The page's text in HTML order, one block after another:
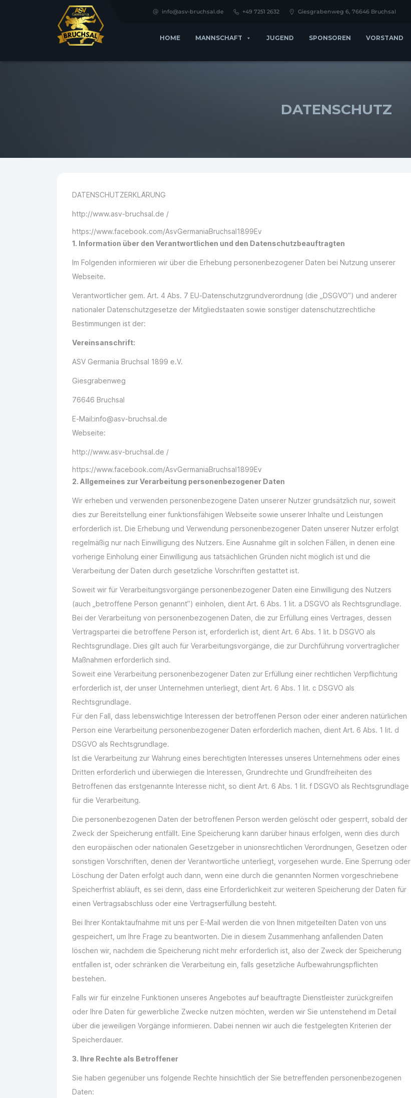
info@asv-bruchsal.de +49 7251 2632 Giesgrabenweg 6, 76646 Bruchsal
HOME MANNSCHAFT JUGEND SPONSOREN VORSTAND
DATENSCHUTZ
DATENSCHUTZERKLÄRUNG
http://www.asv-bruchsal.de /
https://www.facebook.com/AsvGermaniaBruchsal1899Ev
1. Information über den Verantwortlichen und den Datenschutzbeauftragten
Im Folgenden informieren wir über die Erhebung personenbezogener Daten bei Nutzung unserer
Webseite.
Verantwortlicher gem. Art. 4 Abs. 7 EU-Datenschutzgrundverordnung (die „DSGVO”) und anderer
nationaler Datenschutzgesetze der Mitgliedstaaten sowie sonstiger datenschutzrechtliche
Bestimmungen ist der:
Vereinsanschrift:
ASV Germania Bruchsal 1899 e.V.
Giesgrabenweg
76646 Bruchsal
E-Mail:info@asv-bruchsal.de
Webseite:
http://www.asv-bruchsal.de /
https://www.facebook.com/AsvGermaniaBruchsal1899Ev
2. Allgemeines zur Verarbeitung personenbezogener Daten
Wir erheben und verwenden personenbezogene Daten unserer Nutzer grundsätzlich nur, soweit
dies zur Bereitstellung einer funktionsfähigen Webseite sowie unserer Inhalte und Leistungen
erforderlich ist. Die Erhebung und Verwendung personenbezogener Daten unserer Nutzer erfolgt
regelmäßig nur nach Einwilligung des Nutzers. Eine Ausnahme gilt in solchen Fällen, in denen eine
vorherige Einholung einer Einwilligung aus tatsächlichen Gründen nicht möglich ist und die
Verarbeitung der Daten durch gesetzliche Vorschriften gestattet ist.
Soweit wir für Verarbeitungsvorgänge personenbezogener Daten eine Einwilligung des Nutzers
(auch „betroffene Person genannt”) einholen, dient Art. 6 Abs. 1 lit. a DSGVO als Rechtsgrundlage.
Bei der Verarbeitung von personenbezogenen Daten, die zur Erfüllung eines Vertrages, dessen
Vertragspartei die betroffene Person ist, erforderlich ist, dient Art. 6 Abs. 1 lit. b DSGVO als
Rechtsgrundlage. Dies gilt auch für Verarbeitungsvorgänge, die zur Durchführung vorvertraglicher
Maßnahmen erforderlich sind.
Soweit eine Verarbeitung personenbezogener Daten zur Erfüllung einer rechtlichen Verpflichtung
erforderlich ist, der unser Unternehmen unterliegt, dient Art. 6 Abs. 1 lit. c DSGVO als
Rechtsgrundlage.
Für den Fall, dass lebenswichtige Interessen der betroffenen Person oder einer anderen natürlichen
Person eine Verarbeitung personenbezogener Daten erforderlich machen, dient Art. 6 Abs. 1 lit. d
DSGVO als Rechtsgrundlage.
Ist die Verarbeitung zur Wahrung eines berechtigten Interesses unseres Unternehmens oder eines
Dritten erforderlich und überwiegen die Interessen, Grundrechte und Grundfreiheiten des
Betroffenen das erstgenannte Interesse nicht, so dient Art. 6 Abs. 1 lit. f DSGVO als Rechtsgrundlage
für die Verarbeitung.
Die personenbezogenen Daten der betroffenen Person werden gelöscht oder gesperrt, sobald der
Zweck der Speicherung entfällt. Eine Speicherung kann darüber hinaus erfolgen, wenn dies durch
den europäischen oder nationalen Gesetzgeber in unionsrechtlichen Verordnungen, Gesetzen oder
sonstigen Vorschriften, denen der Verantwortliche unterliegt, vorgesehen wurde. Eine Sperrung oder
Löschung der Daten erfolgt auch dann, wenn eine durch die genannten Normen vorgeschriebene
Speicherfrist abläuft, es sei denn, dass eine Erforderlichkeit zur weiteren Speicherung der Daten für
einen Vertragsabschluss oder eine Vertragserfüllung besteht.
Bei Ihrer Kontaktaufnahme mit uns per E-Mail werden die von Ihnen mitgeteilten Daten von uns
gespeichert, um Ihre Frage zu beantworten. Die in diesem Zusammenhang anfallenden Daten
löschen wir, nachdem die Speicherung nicht mehr erforderlich ist, also der Zweck der Speicherung
entfallen ist, oder schränken die Verarbeitung ein, falls gesetzliche Aufbewahrungspflichten
bestehen.
Falls wir für einzelne Funktionen unseres Angebotes auf beauftragte Dienstleister zurückgreifen
oder Ihre Daten für gewerbliche Zwecke nutzen möchten, werden wir Sie untenstehend im Detail
über die jeweiligen Vorgänge informieren. Dabei nennen wir auch die festgelegten Kriterien der
Speicherdauer.
3. Ihre Rechte als Betroffener
Sie haben gegenüber uns folgende Rechte hinsichtlich der Sie betreffenden personenbezogenen
Daten: